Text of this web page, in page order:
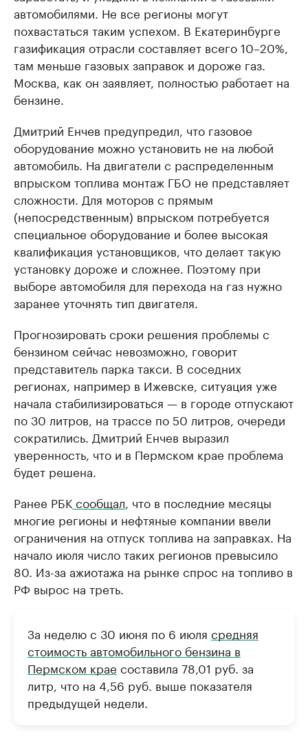
автомобилями. Не все регионы могут
похвастаться таким успехом. В Екатеринбурге
газификация отрасли составляет всего 10–20%,
там меньше газовых заправок и дороже газ.
Москва, как он заявляет, полностью работает на
бензине.
Дмитрий Енчев предупредил, что газовое
оборудование можно установить не на любой
автомобиль. На двигатели с распределенным
впрыском топлива монтаж ГБО не представляет
сложности. Для моторов с прямым
(непосредственным) впрыском потребуется
специальное оборудование и более высокая
квалификация установщиков, что делает такую
установку дороже и сложнее. Поэтому при
выборе автомобиля для перехода на газ нужно
заранее уточнять тип двигателя.
Прогнозировать сроки решения проблемы с
бензином сейчас невозможно, говорит
представитель парка такси. В соседних
регионах, например в Ижевске, ситуация уже
начала стабилизироваться — в городе отпускают
по 30 литров, на трассе по 50 литров, очереди
сократились. Дмитрий Енчев выразил
уверенность, что и в Пермском крае проблема
будет решена.
Ранее РБКсообщал , что в последние месяцы
многие регионы и нефтяные компании ввели
ограничения на отпуск топлива на заправках. На
начало июля число таких регионов превысило
80. Из-за ажиотажа на рынке спрос на топливо в
РФ вырос на треть.
За неделю с 30 июня по 6 июля средняя
стоимость автомобильного бензина в
Пермском крае составила 78,01 руб. за
литр, что на 4,56 руб. выше показателя
предыдущей недели.